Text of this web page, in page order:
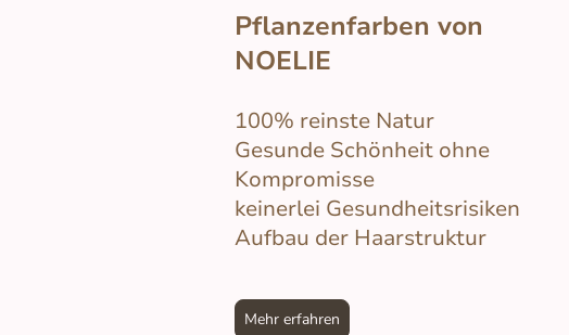
Pflanzenfarben von
NOELIE
100% reinste Natur
Gesunde Schönheit ohne
Kompromisse
keinerlei Gesundheitsrisiken
Aufbau der Haarstruktur
Mehr erfahren